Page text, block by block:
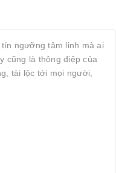
ngưỡng tâm linh mà ai
cũng là thông điệp của
tài lộc tới mọi người,